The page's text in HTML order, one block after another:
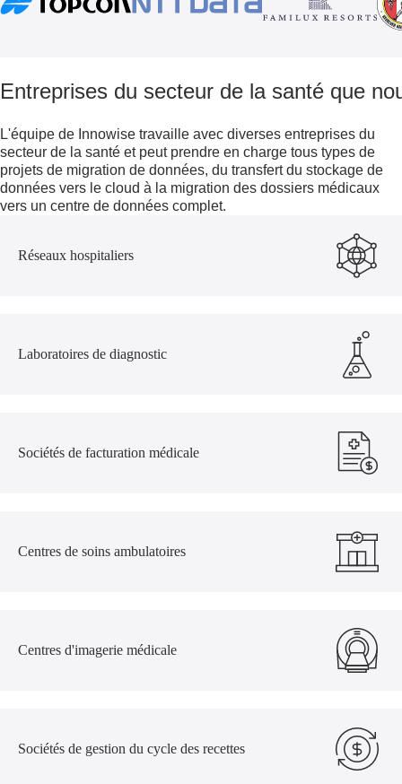
Entreprises du secteur de la santé que
L'équipe de Innowise travaille avec diverses entreprises du
secteur de la santé et peut prendre en charge tous types de
projets de migration de données, du transfert du stockage de
données vers le cloud à la migration des dossiers médicaux
vers un centre de données complet.
Réseaux hospitaliers
Laboratoires de diagnostic
Sociétés de facturation médicale
Centres de soins ambulatoires
Centres d'imagerie médicale
Sociétés de gestion du cycle des recettes